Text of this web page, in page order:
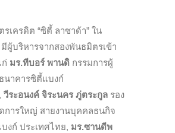
รเครดิต “ซิตี้ ลาซาด้า” ใน
ผู้บริหารจากสองพันธมิตรเข้า
มร.ทีบอร์ พานดิ กรรมการผู้
นาคารซิตี้แบงก์
วีระอนงค์ จิระนคร ภู่ตระกูล รอง
การใหญ่ สายงานบุคคลธนกิจ
งก์ ประเทศไทย, มร.ซานดีพ